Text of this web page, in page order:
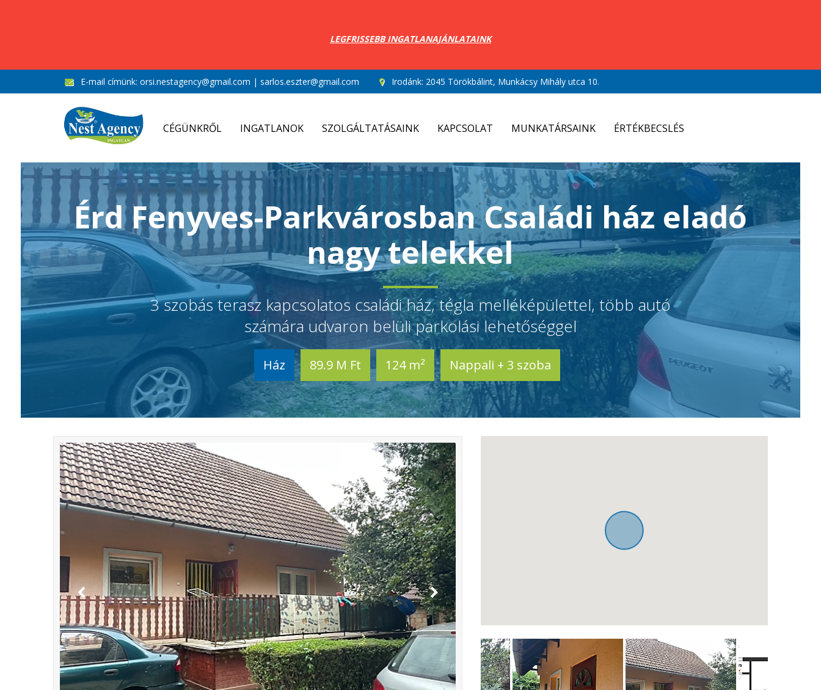
LEGFRISSEBB INGATLANAJÁNLATAINK
E-mail címünk: orsi.nestagency@gmail.com | sarlos.eszter@gmail.com Irodánk: 2045 Törökbálint, Munkácsy Mihály utca 10.
CÉGÜNKRŐL INGATLANOK SZOLGÁLTATÁSAINK KAPCSOLAT MUNKATÁRSAINK ÉRTÉKBECSLÉS
Érd Fenyves-Parkvárosban Családi ház eladó
nagy telekkel
3 szobás terasz kapcsolatos családi ház, tégla melléképülettel, több autó
számára udvaron belüli parkolási lehetőséggel
Ház 89.9 M Ft 124 m² Nappali + 3 szoba